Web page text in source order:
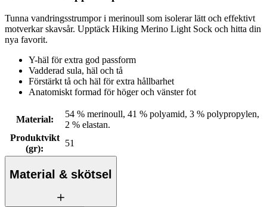
Tunna vandringsstrumpor i merinoull som isolerar lätt och effektivt
motverkar skavsår. Upptäck Hiking Merino Light Sock och hitta din
nya favorit.
Y-häl för extra god passform
Vadderad sula, häl och tå
Förstärkt tå och häl för extra hållbarhet
Anatomiskt formad för höger och vänster fot
Material:
54 % merinoull, 41 % polyamid, 3 % polypropylen,
2 % elastan.
Produktvikt
(gr):
51
Material & skötsel